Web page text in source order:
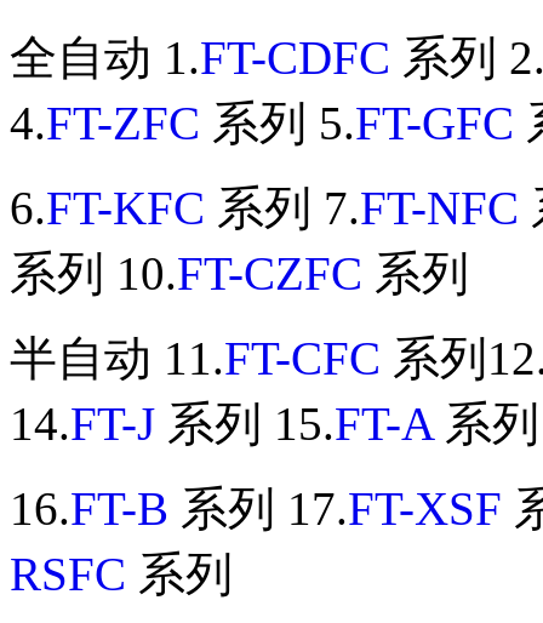
全自动 1.FT-CDFC 系列
4.FT-ZFC 系列 5.FT-GFC
6.FT-KFC 系列 7.FT-NFC
系列 10.FT-CZFC 系列
半自动 11.FT-CFC 系列
14.FT-J 系列 15.FT-A系列
16.FT-B 系列 17.FT-XSF
RSFC 系列